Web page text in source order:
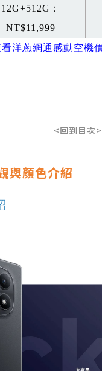
12G+512G ：
NT$11,999
洋蔥網通感動空機價
<回到目次>
與顏色介紹